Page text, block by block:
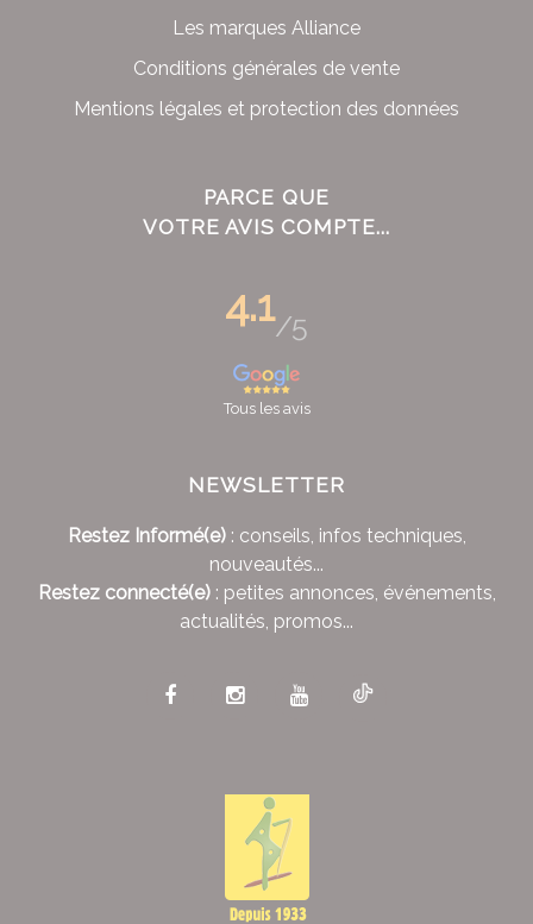
Les marques Alliance
Conditions générales de vente
Mentions légales et protection des données
PARCE QUE
VOTRE AVIS COMPTE...
4.1/5
Tous les avis
NEWSLETTER
Restez Informé(e): conseils, infos techniques,
nouveautés...
Restez connecté(e): petites annonces, événements,
actualités, promos...